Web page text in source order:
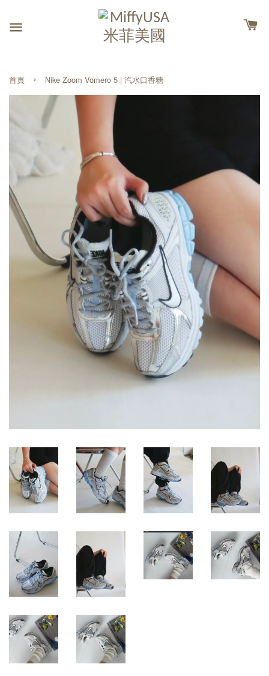
首頁 › Nike Zoom Vomero 5 | 汽水口香糖